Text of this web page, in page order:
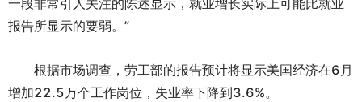
一段非常引人关注的陈述显示，就业增长实际上可能比就业
报告所显示的要弱。”
根据市场调查，劳工部的报告预计将显示美国经济在6月
增加22.5万个工作岗位，失业率下降到3.6%。